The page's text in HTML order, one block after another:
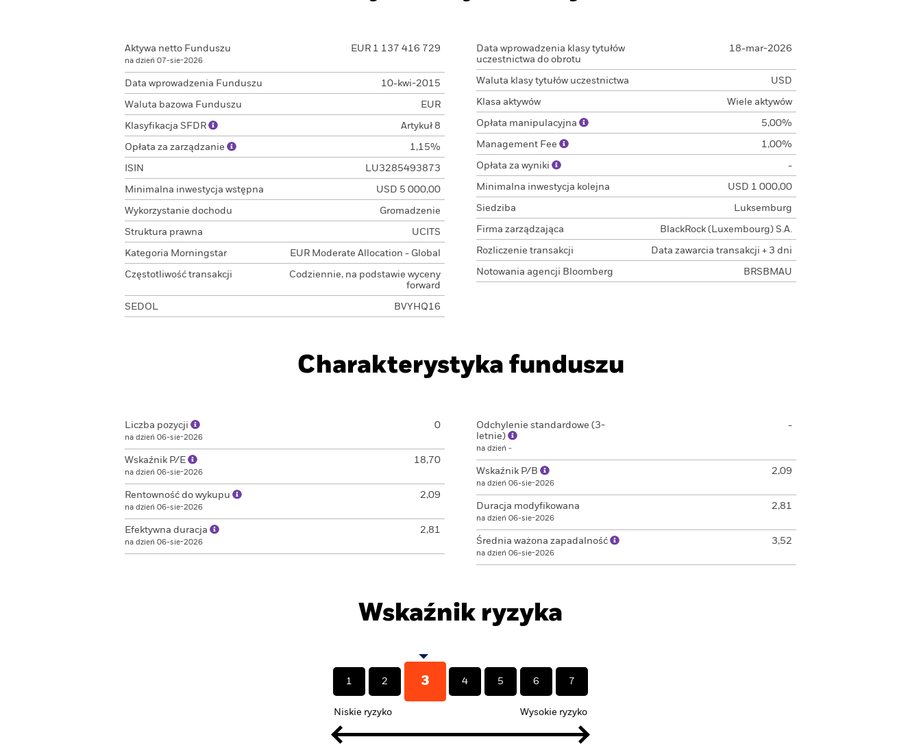
Aktywa netto Funduszu
na dzień 07-sie-2026
EUR 1 137 416 729
Data wprowadzenia Funduszu 10-kwi-2015
Waluta bazowa Funduszu EUR
Klasyfikacja SFDR Artykuł 8
Opłata za zarządzanie 1,15%
ISIN LU3285493873
Minimalna inwestycja wstępna USD 5 000,00
Wykorzystanie dochodu Gromadzenie
Struktura prawna UCITS
Kategoria Morningstar EUR Moderate Allocation - Global
Częstotliwość transakcji
Codziennie, na podstawie wyceny
forward
SEDOL BVYHQ16
Data wprowadzenia klasy tytułów
uczestnictwa do obrotu
18-mar-2026
Waluta klasy tytułów uczestnictwa USD
Klasa aktywów Wiele aktywów
Opłata manipulacyjna 5,00%
Management Fee 1,00%
Opłata za wyniki -
Minimalna inwestycja kolejna USD 1 000,00
Siedziba Luksemburg
Firma zarządzająca BlackRock (Luxembourg) S.A.
Rozliczenie transakcji Data zawarcia transakcji + 3 dni
Notowania agencji Bloomberg BRSBMAU
Charakterystyka funduszu
Liczba pozycji
na dzień 06-sie-2026
0
Wskaźnik P/E
na dzień 06-sie-2026
18,70
Rentowność do wykupu
na dzień 06-sie-2026
2,09
Efektywna duracja
na dzień 06-sie-2026
2,81
Odchylenie standardowe (3-
letnie)
na dzień -
-
Wskaźnik P/B
na dzień 06-sie-2026
2,09
Duracja modyfikowana
na dzień 06-sie-2026
2,81
Średnia ważona zapadalność
na dzień 06-sie-2026
3,52
Wskaźnik ryzyka
1 2 3 4 5 6 7
Niskie ryzyko Wysokie ryzyko